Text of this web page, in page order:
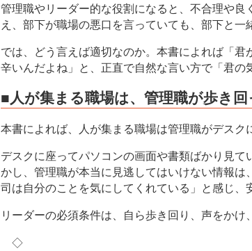
管理職やリーダー的な役割になると、不合理や
え、部下が職場の悪口を言っていても、部下と一
では、どう言えば適切なのか。本書によれば「君
辛いんだよね」と、正直で自然な言い方で「君の
■人が集まる職場は、管理職が歩き
本書によれば、人が集まる職場は管理職がデスク
デスクに座ってパソコンの画面や書類ばかり見
かし、管理職が本当に見逃してはいけない情報
司は自分のことを気にしてくれている」と感じ、
リーダーの必須条件は、自ら歩き回り、声をかけ
◇